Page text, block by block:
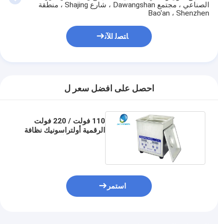
الصناعي ، مجتمع Dawangshan ، شارع Shajing ، منطقة
Bao'an ، Shenzhen
ﺎﺘﺼﻟ ﺍﻶﻧ
احصل على افضل سعر ل
110 فولت / 220 فولت
الرقمية أولتراسونيك نظافة
استمر